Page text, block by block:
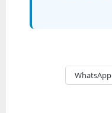
WhatsApp